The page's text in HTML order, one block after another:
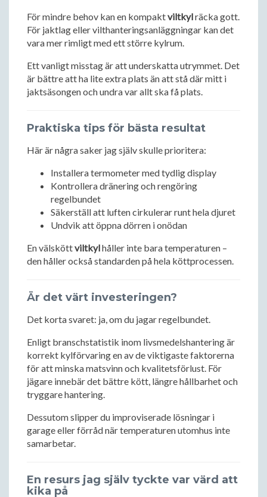
För mindre behov kan en kompaktviltkylräcka gott.
För jaktlag eller vilthanteringsanläggningar kan det
vara mer rimligt med ett större kylrum.
Ett vanligt misstag är att underskatta utrymmet. Det
är bättre att ha lite extra plats än att stå där mitt i
jaktsäsongen och undra var allt ska få plats.
Praktiska tips för bästa resultat
Här är några saker jag själv skulle prioritera:
Installera termometer med tydlig display
Kontrollera dränering och rengöring
regelbundet
Säkerställ att luften cirkulerar runt hela djuret
Undvik att öppna dörren i onödan
En välsköttviltkylhåller inte bara temperaturen –
den håller också standarden på hela köttprocessen.
Är det värt investeringen?
Det korta svaret: ja, om du jagar regelbundet.
Enligt branschstatistik inom livsmedelshantering är
korrekt kylförvaring en av de viktigaste faktorerna
för att minska matsvinn och kvalitetsförlust. För
jägare innebär det bättre kött, längre hållbarhet och
tryggare hantering.
Dessutom slipper du improviserade lösningar i
garage eller förråd när temperaturen utomhus inte
samarbetar.
En resurs jag själv tyckte var värd att
kika på